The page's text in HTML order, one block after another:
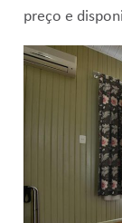
preço e